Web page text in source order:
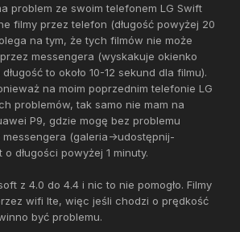
problem ze swoim telefonem LG Swift
filmy przez telefon (długość powyżej 20
na tym, że tych filmów nie może
messengera (wyskakuje okienko
to około 10-12 sekund dla filmu).
na moim poprzednim telefonie LG
problemów, tak samo nie mam na
P9, gdzie mogę bez problemu
messengera (galeria->udostępnij-
długości powyżej 1 minuty.
z 4.0 do 4.4 i nic to nie pomogło. Filmy
wifi lte, więc jeśli chodzi o prędkość
być problemu.